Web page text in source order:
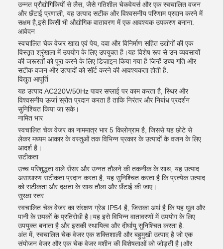
उन्नत प्रौद्योगिकियों से लैस, जैसे गतिशील चेकवेयर्स और एक स्वचालित वजन
और छँटाई प्रणाली, यह उत्पाद सटीक और विश्वसनीय परिणाम प्रदान करने में
सक्षम है,इसे किसी भी औद्योगिक वातावरण में एक आवश्यक उपकरण बनाना.
आवेदन
स्वचालित चेक वेजर खाद्य एवं पेय, दवा और विनिर्माण सहित उद्योगों की एक
विस्तृत श्रृंखला में उपयोग के लिए उपयुक्त है।यह विशेष रूप से उन व्यवसायों
की जरूरतों को पूरा करने के लिए डिज़ाइन किया गया है जिन्हें उच्च गति और
सटीक वजन और उत्पादों को सॉर्ट करने की आवश्यकता होती है.
विद्युत आपूर्ति
यह उत्पाद AC220V/50Hz पावर सप्लाई पर काम करता है, स्थिर और
विश्वसनीय ऊर्जा स्रोत प्रदान करता है ताकि निरंतर और निर्बाध प्रदर्शन
सुनिश्चित किया जा सके।
नामित भार
स्वचालित चेक वेजर का नाममात्र भार 5 किलोग्राम है, जिससे यह छोटे से
लेकर मध्यम आकार के वस्तुओं तक विभिन्न प्रकार के उत्पादों के वजन के लिए
आदर्श है।
सटीकता
उच्च परिशुद्धता वाले सेंसर और उन्नत तौलने की तकनीक के साथ, यह उत्पाद
असाधारण सटीकता प्रदान करता है, यह सुनिश्चित करता है कि प्रत्येक उत्पाद
को सटीकता और दक्षता के साथ तौला और छँटाई की जाए।
सुरक्षा स्तर
स्वचालित चेक वेजर का संरक्षण ग्रेड IP54 है, जिसका अर्थ है कि यह धूल और
पानी के छपकों के प्रतिरोधी है।यह इसे विभिन्न वातावरणों में उपयोग के लिए
उपयुक्त बनाता है और इसकी स्थायित्व और दीर्घायु सुनिश्चित करता है.
अंत में, स्वचालित चेक वेजर एक शक्तिशाली और बहुमुखी उत्पाद है जो एक
संयोजन वेजर और एक चेक वेजर मशीन की विशेषताओं को जोड़ती है।और